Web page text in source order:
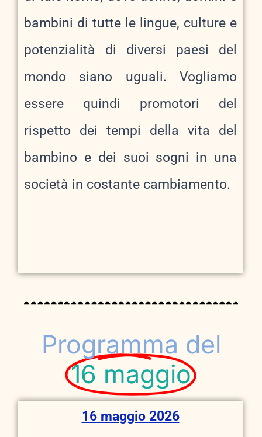
bambini di tutte le lingue, culture e
potenzialità di diversi paesi del
mondo siano uguali. Vogliamo
essere quindi promotori del
rispetto dei tempi della vita del
bambino e dei suoi sogni in una
società in costante cambiamento.
Programma del
16 maggio
16 maggio 2026